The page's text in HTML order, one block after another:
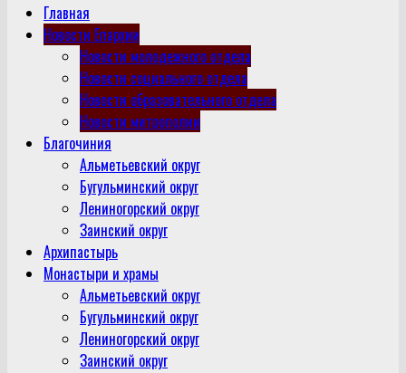
Главная
Новости Епархии
Новости молодежного отдела
Новости социального отдела
Новости образовательного отдела
Новости митрополии
Благочиния
Альметьевский округ
Бугульминский округ
Лениногорский округ
Заинский округ
Архипастырь
Монастыри и храмы
Альметьевский округ
Бугульминский округ
Лениногорский округ
Заинский округ